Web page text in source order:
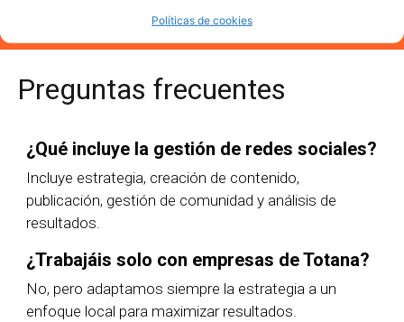
Políticas de cookies
Preguntas frecuentes
¿Qué incluye la gestión de redes sociales?
Incluye estrategia, creación de contenido,
publicación, gestión de comunidad y análisis de
resultados.
¿Trabajáis solo con empresas de Totana?
No, pero adaptamos siempre la estrategia a un
enfoque local para maximizar resultados.